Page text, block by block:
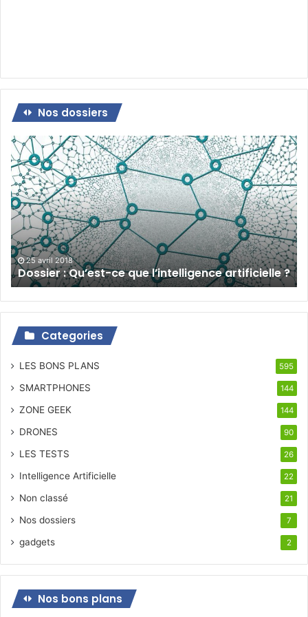
Nos dossiers
Dossier
:
Qu’est-
ce
que
l’intelligence
artificielle
?
25 avril 2018
Dossier : Qu’est-ce que l’intelligence artificielle ?
Categories
LES BONS PLANS 595
SMARTPHONES 144
ZONE GEEK 144
DRONES 90
LES TESTS 26
Intelligence Artificielle 22
Non classé 21
Nos dossiers 7
gadgets 2
Nos bons plans